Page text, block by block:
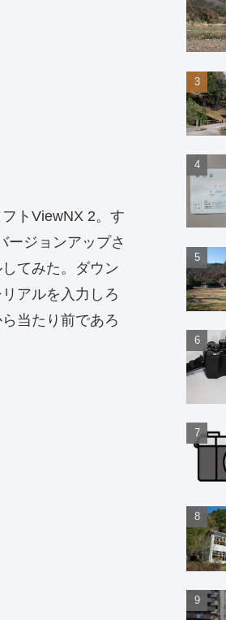
トViewNX 2。す
ージョンアップさ
てみた。ダウン
アルを入力しろ
当たり前であろ